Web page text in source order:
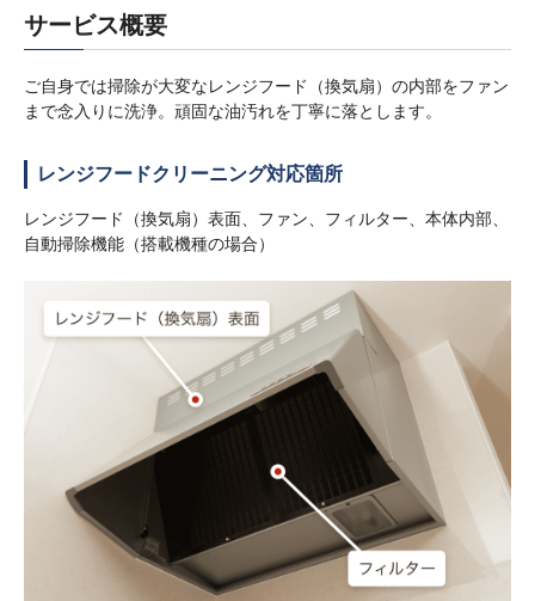
サービス概要
ご自身では掃除が大変なレンジフード（換気扇）の内部をファン
まで念入りに洗浄。頑固な油汚れを丁寧に落とします。
レンジフードクリーニング対応箇所
レンジフード（換気扇）表面、ファン、フィルター、本体内部、
自動掃除機能（搭載機種の場合）